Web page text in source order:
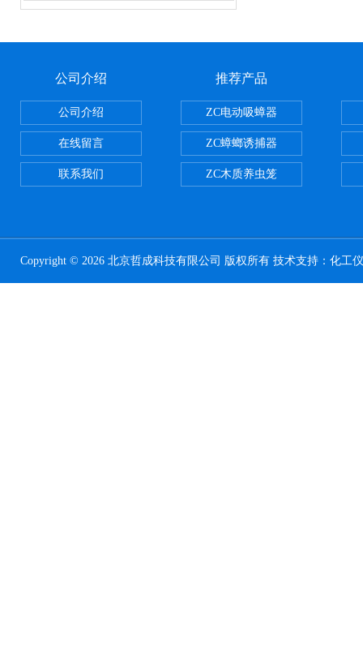
公司介绍
公司介绍
在线留言
联系我们
推荐产品
ZC电动吸蟑器
ZC蟑螂诱捕器
ZC木质养虫笼
Copyright © 2026 北京哲成科技有限公司 版权所有 技术支持： 化工